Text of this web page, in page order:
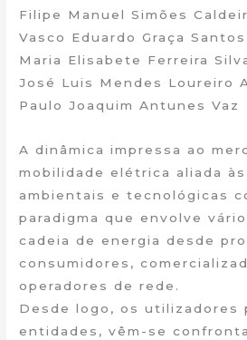
Filipe Manuel Simões
Vasco Eduardo Graça Santos
Maria Elisabete Ferreira
José Luis Mendes Loureiro
Paulo Joaquim Antunes Vaz
A dinâmica impressa ao
mobilidade elétrica aliada
ambientais e tecnológicas
paradigma que envolve
cadeia de energia desde
consumidores,
operadores de rede.
Desde logo, os utilizadores
entidades, vêm-se